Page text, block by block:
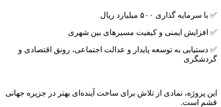
✅ با سرمایه گذاری ۵۰۰ میلیارد ریال
✅ افزایش ایمنی و کیفیت مسیرهای بین شهری
✅ دستیابی به توسعه پایدار و عدالت اجتماعی، رونق اقتصادی و
گردشگری
این پروژه، نمادی از تلاش برای ساخت آینده‌ای بهتر در جزیره جهانی
قشم است.